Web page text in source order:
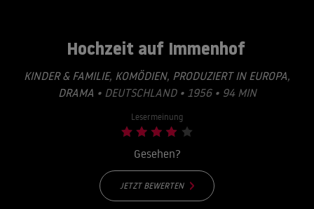
Hochzeit auf Immenhof
KINDER & FAMILIE, KOMÖDIEN, PRODUZIERT IN EUROPA,
DRAMA • DEUTSCHLAND • 1956 • 94 MIN
Lesermeinung
Gesehen?
JETZT BEWERTEN